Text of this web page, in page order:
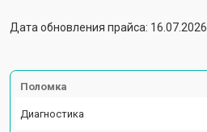
Дата обновления прайса: 16.07.2026
Поломка
Диагностика